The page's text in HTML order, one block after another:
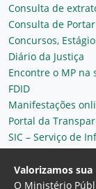
Consulta de
Consulta de
Concursos,
Diário da Justiça
Encontre o MP na
FDID
Manifestações
Portal da
SIC – Serviço de
Plantão MP do
Secretaria Geral
Valorizamos
O Ministério